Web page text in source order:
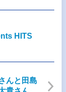
HITS
んと田島